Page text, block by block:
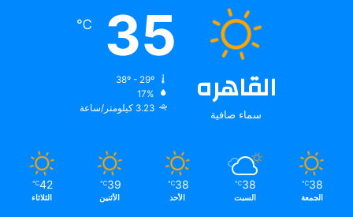
القاهره
سماء صافية
35
℃
17%
3.23 كيلومتر/ساعة
38
℃
الجمعة
38
℃
السبت
38
℃
الأحد
39
℃
الأثنين
42
℃
الثلاثاء